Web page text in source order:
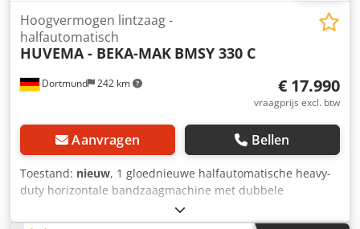
Dortmund 242 km
Hoogvermogen lintzaag -
halfautomatisch
HUVEMA - BEKA-MAK BMSY 330 C
€ 17.990
vraagprijs excl. btw
Aanvragen Bellen
Toestand: nieuw, 1 gloednieuwe halfautomatische heavy-
duty horizontale bandzaagmachine met dubbele
kolomgeleiding en 2° zaagschuinte ten opzichte van het
tafeloppervlak Fabrikant: HUVEMA / BEKA-MAK, herkomst